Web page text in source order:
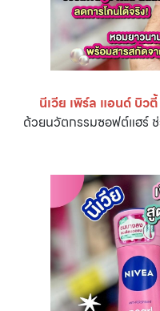
นีเวีย เพิร์ล แอนด์ บิว
ด้วยนวัตกรรมซอฟต์แฮร์ ช่